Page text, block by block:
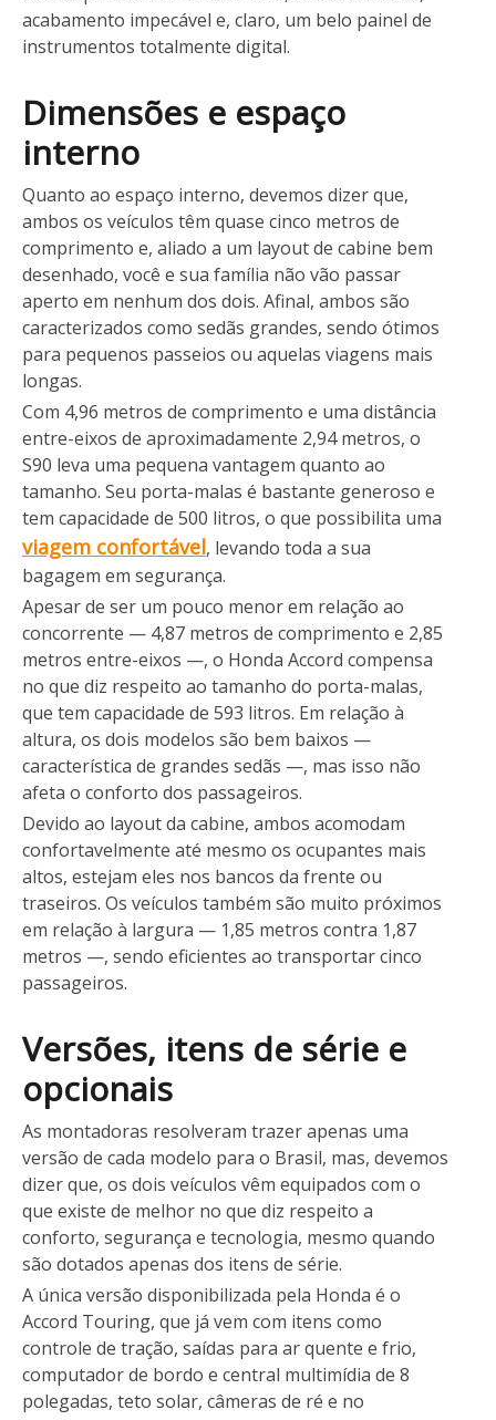
acabamento impecável e, claro, um belo painel de
instrumentos totalmente digital.
Dimensões e espaço
interno
Quanto ao espaço interno, devemos dizer que,
ambos os veículos têm quase cinco metros de
comprimento e, aliado a um layout de cabine bem
desenhado, você e sua família não vão passar
aperto em nenhum dos dois. Afinal, ambos são
caracterizados como sedãs grandes, sendo ótimos
para pequenos passeios ou aquelas viagens mais
longas.
Com 4,96 metros de comprimento e uma distância
entre-eixos de aproximadamente 2,94 metros, o
S90 leva uma pequena vantagem quanto ao
tamanho. Seu porta-malas é bastante generoso e
tem capacidade de 500 litros, o que possibilita uma
viagem confortável, levando toda a sua
bagagem em segurança.
Apesar de ser um pouco menor em relação ao
concorrente — 4,87 metros de comprimento e 2,85
metros entre-eixos —, o Honda Accord compensa
no que diz respeito ao tamanho do porta-malas,
que tem capacidade de 593 litros. Em relação à
altura, os dois modelos são bem baixos —
característica de grandes sedãs —, mas isso não
afeta o conforto dos passageiros.
Devido ao layout da cabine, ambos acomodam
confortavelmente até mesmo os ocupantes mais
altos, estejam eles nos bancos da frente ou
traseiros. Os veículos também são muito próximos
em relação à largura — 1,85 metros contra 1,87
metros —, sendo eficientes ao transportar cinco
passageiros.
Versões, itens de série e
opcionais
As montadoras resolveram trazer apenas uma
versão de cada modelo para o Brasil, mas, devemos
dizer que, os dois veículos vêm equipados com o
que existe de melhor no que diz respeito a
conforto, segurança e tecnologia, mesmo quando
são dotados apenas dos itens de série.
A única versão disponibilizada pela Honda é o
Accord Touring, que já vem com itens como
controle de tração, saídas para ar quente e frio,
computador de bordo e central multimídia de 8
polegadas, teto solar, câmeras de ré e no